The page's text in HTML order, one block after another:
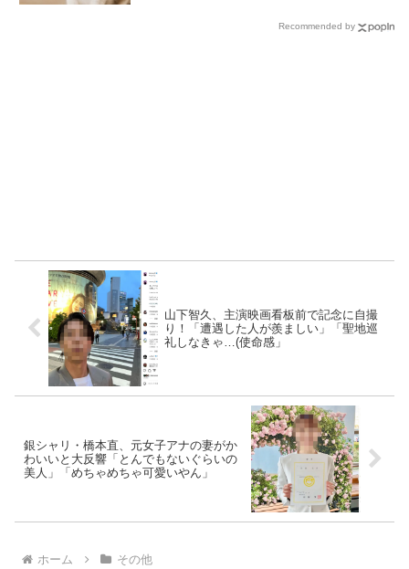
Recommended by
山下智久、主演映画看板前で記念に自撮
り！「遭遇した人が羨ましい」「聖地巡
礼しなきゃ…(使命感」
銀シャリ・橋本直、元女子アナの妻がか
わいいと大反響「とんでもないぐらいの
美人」「めちゃめちゃ可愛いやん」
ホーム その他